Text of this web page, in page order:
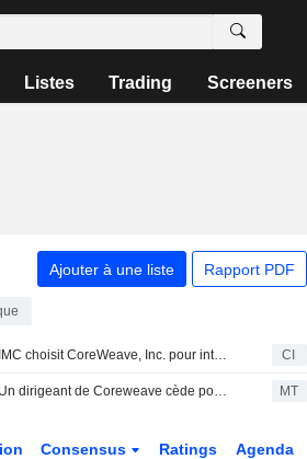
Listes Trading Screeners
Ajouter à une liste Rapport PDF
IMC choisit CoreWeave, Inc. pour intensifier ses investissements en recherche CI
Un dirigeant de Coreweave cède pour 2 754 776 $ d'actions, selon un récent dépôt auprès de la SEC MT
Consensus Ratings Agenda